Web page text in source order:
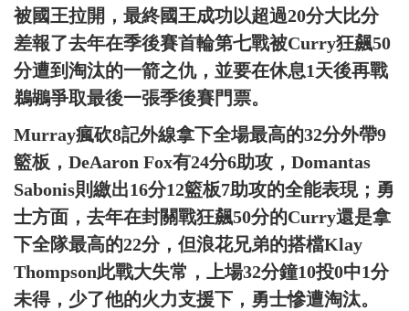
被國王拉開，最終國王成功以超過20分大比分
差報了去年在季後賽首輪第七戰被Curry狂飆50
分遭到淘汰的一箭之仇，並要在休息1天後再戰
鵜鶘爭取最後一張季後賽門票。
Murray瘋砍8記外線拿下全場最高的32分外帶9
籃板，DeAaron Fox有24分6助攻，Domantas
Sabonis則繳出16分12籃板7助攻的全能表現；勇
士方面，去年在封關戰狂飆50分的Curry還是拿
下全隊最高的22分，但浪花兄弟的搭檔Klay
Thompson此戰大失常，上場32分鐘10投0中1分
未得，少了他的火力支援下，勇士慘遭淘汰。